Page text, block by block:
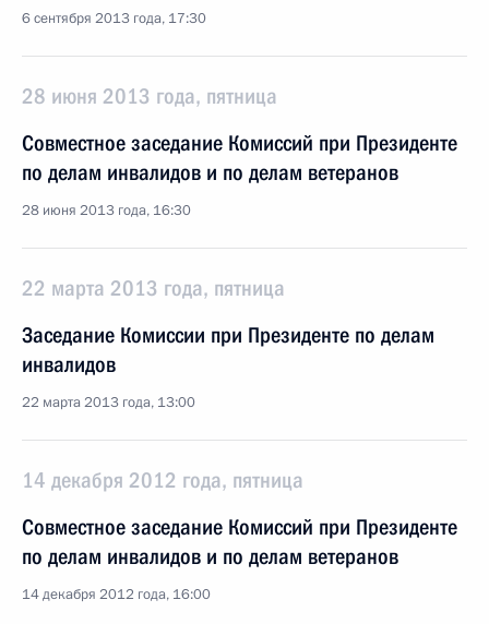
6 сентября 2013 года, 17:30
28 июня 2013 года, пятница
Совместное заседание Комиссий при Президенте
по делам инвалидов и по делам ветеранов
28 июня 2013 года, 16:30
22 марта 2013 года, пятница
Заседание Комиссии при Президенте по делам
инвалидов
22 марта 2013 года, 13:00
14 декабря 2012 года, пятница
Совместное заседание Комиссий при Президенте
по делам инвалидов и по делам ветеранов
14 декабря 2012 года, 16:00